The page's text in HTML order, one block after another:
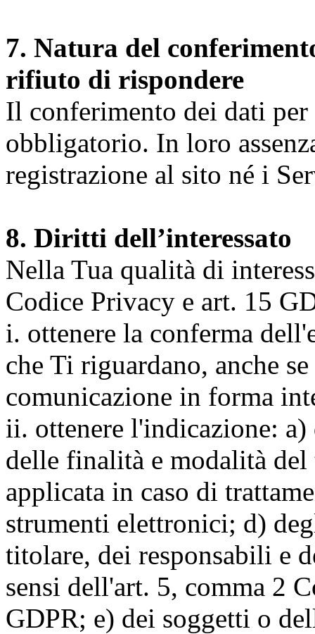
7. Natura del
rifiuto di rispondere
Il conferimento dei dati
obbligatorio. In loro
registrazione al sito né i
8. Diritti dell’interessato
Nella Tua qualità di
Codice Privacy e art. 15
i. ottenere la conferma
che Ti riguardano, anche
comunicazione in forma
ii. ottenere l'indicazione:
delle finalità e modalità
applicata in caso di
strumenti elettronici; d)
titolare, dei responsabili e
sensi dell'art. 5, comma 2
GDPR; e) dei soggetti o